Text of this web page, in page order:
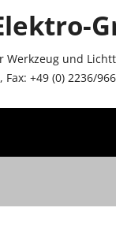
Werkzeug und
+49 (0) 2236/